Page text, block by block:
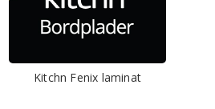
Kitchn Fenix laminat